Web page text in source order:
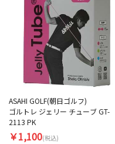
ASAHI GOLF(朝日ゴルフ)
ゴルトレ ジェリー チューブ GT-
2113 PK
￥1,100(税込)